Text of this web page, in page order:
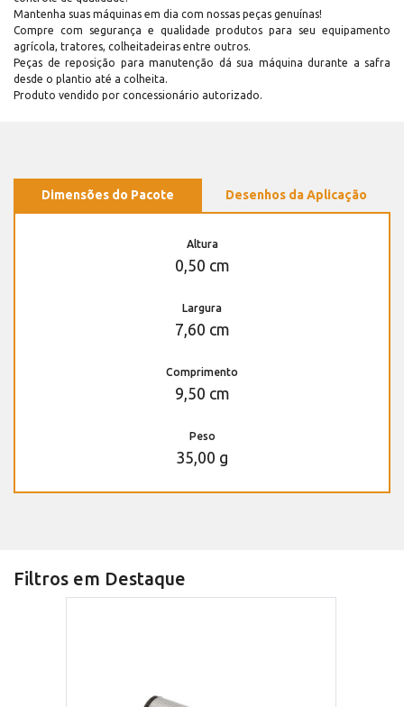
Mantenha suas máquinas em dia com nossas peças genuínas!
Compre com segurança e qualidade produtos para seu equipamento
agrícola, tratores, colheitadeiras entre outros.
Peças de reposição para manutenção dá sua máquina durante a safra
desde o plantio até a colheita.
Produto vendido por concessionário autorizado.
Dimensões do Pacote Desenhos da Aplicação
Altura
0,50 cm
Largura
7,60 cm
Comprimento
9,50 cm
Peso
35,00 g
Filtros em Destaque